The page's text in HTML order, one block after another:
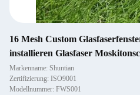
16 Mesh Custom
installieren Glasfaser
Markenname: Shuntian
Zertifizierung: ISO9001
Modellnummer: FWS001